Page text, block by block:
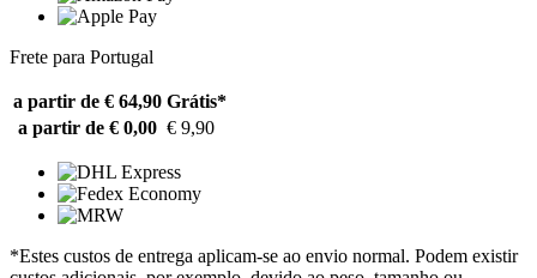
Frete para Portugal
a partir de € 64,90 Grátis*
a partir de € 0,00 € 9,90
*Estes custos de entrega aplicam-se ao envio normal. Podem existir